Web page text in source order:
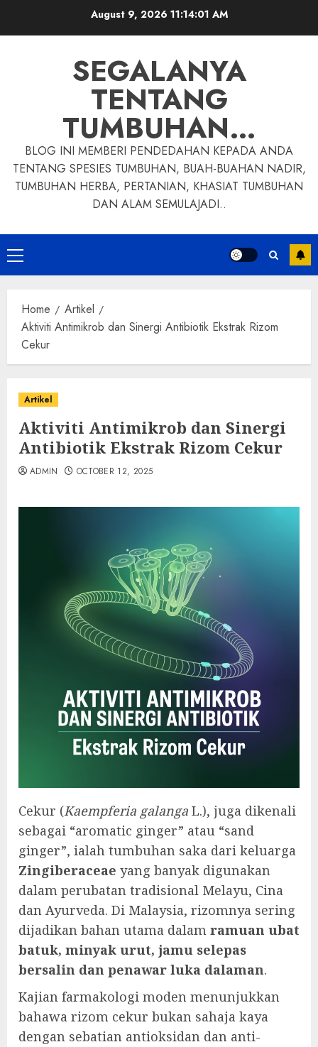
August 9, 2026 11:14:02 AM
SEGALANYA
TENTANG
TUMBUHAN…
BLOG INI MEMBERI PENDEDAHAN KEPADA ANDA
TENTANG SPESIES TUMBUHAN, BUAH-BUAHAN NADIR,
TUMBUHAN HERBA, PERTANIAN, KHASIAT TUMBUHAN
DAN ALAM SEMULAJADI..
Primary
Menu
Home
Artikel
Aktiviti Antimikrob dan Sinergi Antibiotik Ekstrak Rizom
Cekur
Artikel
Aktiviti Antimikrob dan Sinergi
Antibiotik Ekstrak Rizom Cekur
ADMIN OCTOBER 12, 2025
Cekur (Kaempferia galanga L.), juga dikenali
sebagai “aromatic ginger” atau “sand
ginger”, ialah tumbuhan saka dari keluarga
Zingiberaceae yang banyak digunakan
dalam perubatan tradisional Melayu, Cina
dan Ayurveda. Di Malaysia, rizomnya sering
dijadikan bahan utama dalam ramuan ubat
batuk, minyak urut, jamu selepas
bersalin dan penawar luka dalaman.
Kajian farmakologi moden menunjukkan
bahawa rizom cekur bukan sahaja kaya
dengan sebatian antioksidan dan anti-